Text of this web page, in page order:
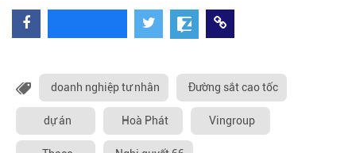
doanh nghiệp tư nhân Đường sắt cao tốc
dự án Hoà Phát Vingroup